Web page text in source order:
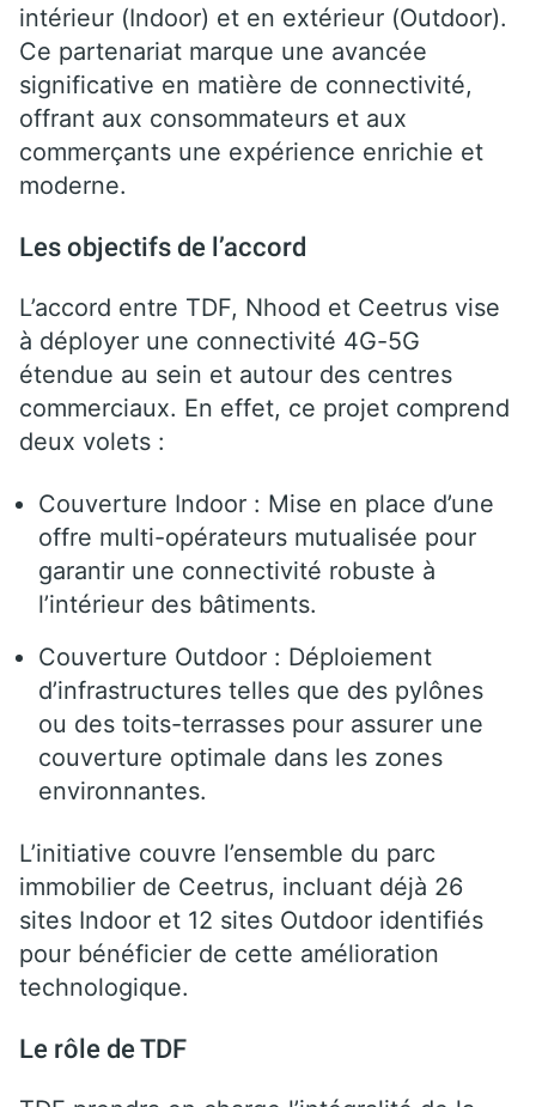
intérieur (Indoor) et en extérieur (Outdoor).
Ce partenariat marque une avancée
significative en matière de connectivité,
offrant aux consommateurs et aux
commerçants une expérience enrichie et
moderne.
Les objectifs de l’accord
L’accord entre TDF, Nhood et Ceetrus vise
à déployer une connectivité 4G-5G
étendue au sein et autour des centres
commerciaux. En effet, ce projet comprend
deux volets :
Couverture Indoor : Mise en place d’une
offre multi-opérateurs mutualisée pour
garantir une connectivité robuste à
l’intérieur des bâtiments.
Couverture Outdoor : Déploiement
d’infrastructures telles que des pylônes
ou des toits-terrasses pour assurer une
couverture optimale dans les zones
environnantes.
L’initiative couvre l’ensemble du parc
immobilier de Ceetrus, incluant déjà 26
sites Indoor et 12 sites Outdoor identifiés
pour bénéficier de cette amélioration
technologique.
Le rôle de TDF